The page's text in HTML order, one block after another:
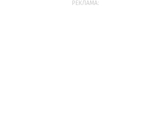
РЕКЛАМА: